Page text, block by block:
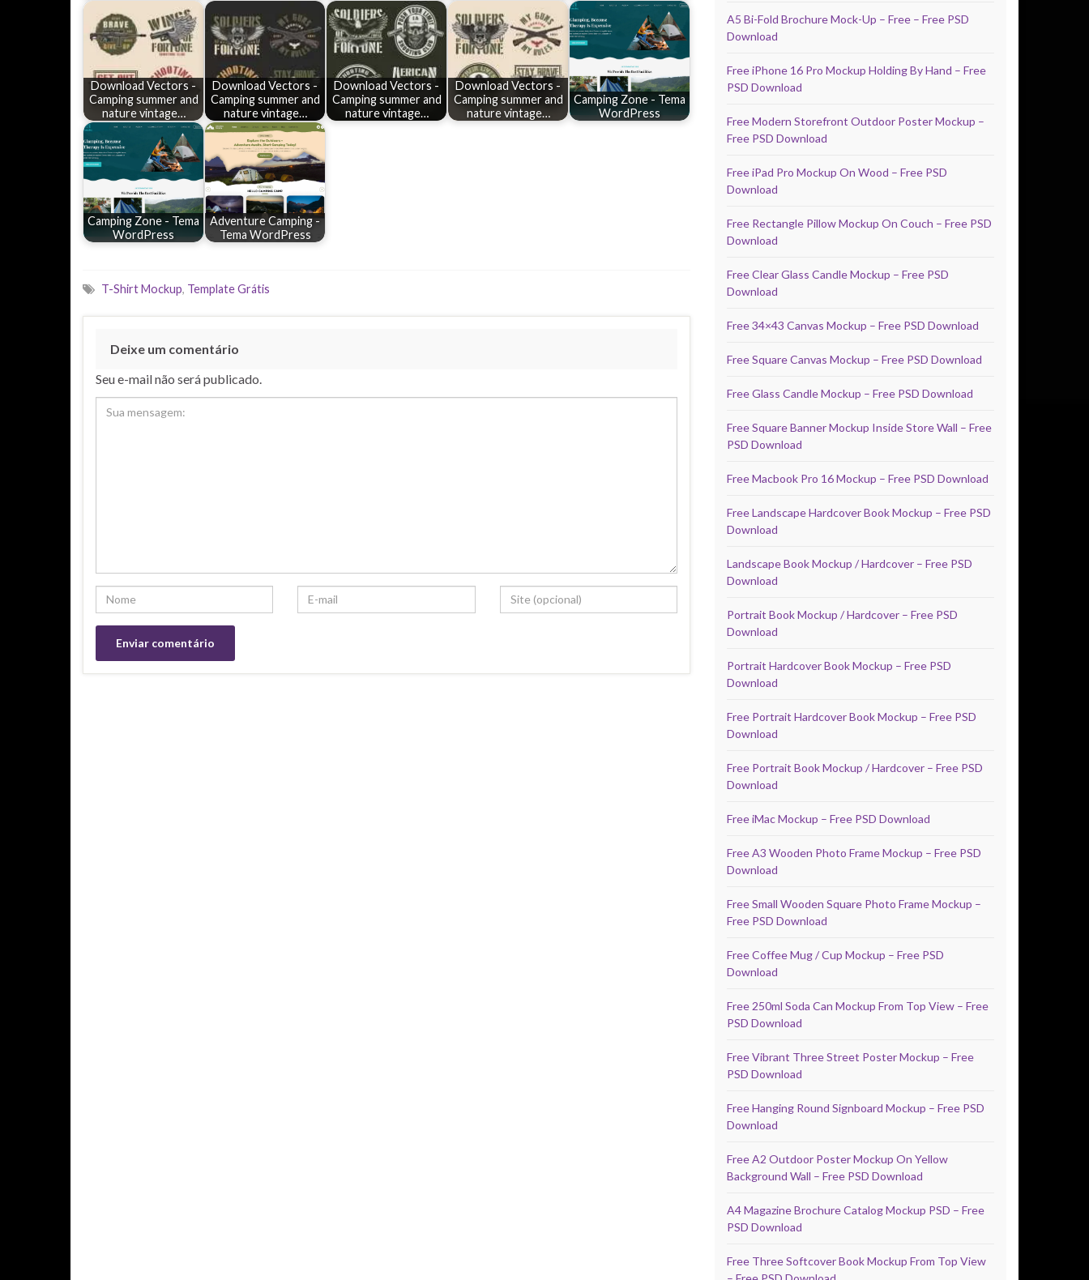
Download Vectors -
Camping summer and
nature vintage…
Download Vectors -
Camping summer and
nature vintage…
Download Vectors -
Camping summer and
nature vintage…
Download Vectors -
Camping summer and
nature vintage…
Camping Zone - Tema
WordPress
Camping Zone - Tema
WordPress
Adventure Camping -
Tema WordPress
T-Shirt Mockup, Template Grátis
Deixe um comentário
Seu e-mail não será publicado.
A5 Bi-Fold Brochure Mock-Up – Free – Free PSD
Download
Free iPhone 16 Pro Mockup Holding By Hand – Free
PSD Download
Free Modern Storefront Outdoor Poster Mockup –
Free PSD Download
Free iPad Pro Mockup On Wood – Free PSD
Download
Free Rectangle Pillow Mockup On Couch – Free PSD
Download
Free Clear Glass Candle Mockup – Free PSD
Download
Free 34×43 Canvas Mockup – Free PSD Download
Free Square Canvas Mockup – Free PSD Download
Free Glass Candle Mockup – Free PSD Download
Free Square Banner Mockup Inside Store Wall – Free
PSD Download
Free Macbook Pro 16 Mockup – Free PSD Download
Free Landscape Hardcover Book Mockup – Free PSD
Download
Landscape Book Mockup / Hardcover – Free PSD
Download
Portrait Book Mockup / Hardcover – Free PSD
Download
Portrait Hardcover Book Mockup – Free PSD
Download
Free Portrait Hardcover Book Mockup – Free PSD
Download
Free Portrait Book Mockup / Hardcover – Free PSD
Download
Free iMac Mockup – Free PSD Download
Free A3 Wooden Photo Frame Mockup – Free PSD
Download
Free Small Wooden Square Photo Frame Mockup –
Free PSD Download
Free Coffee Mug / Cup Mockup – Free PSD
Download
Free 250ml Soda Can Mockup From Top View – Free
PSD Download
Free Vibrant Three Street Poster Mockup – Free
PSD Download
Free Hanging Round Signboard Mockup – Free PSD
Download
Free A2 Outdoor Poster Mockup On Yellow
Background Wall – Free PSD Download
A4 Magazine Brochure Catalog Mockup PSD – Free
PSD Download
Free Three Softcover Book Mockup From Top View